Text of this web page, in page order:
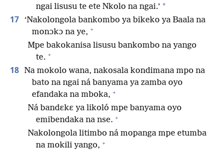
ngai lisusu te ete Nkolo na ngai.’ *
17
‘Nakolongola bankombo ya bikeko ya Baala na
monɔkɔ na ye, +
Mpe bakokanisa lisusu bankombo na yango
te. +
18 Na mokolo wana, nakosala kondimana mpo na
bato na ngai ná banyama ya zamba oyo
efandaka na mboka, +
Ná bandɛkɛ ya likoló mpe banyama oyo
emibendaka na nse. +
Nakolongola litimbo ná mopanga mpe etumba
na mokili yango, +